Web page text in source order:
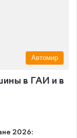
Автомир
в ГАИ и в
2026: